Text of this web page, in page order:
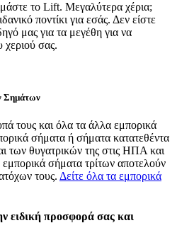
το Lift. Μεγαλύτερα χέρια;
ποντίκι για εσάς. Δεν είστε
μας για τα μεγέθη για να
χεριού σας.
Σημάτων
τους και όλα τα άλλα εμπορικά
σήματα ή σήματα κατατεθέντα
των θυγατρικών της στις ΗΠΑ και
σήματα τρίτων αποτελούν
τους. Δείτε όλα τα εμπορικά
ειδική προσφορά σας και